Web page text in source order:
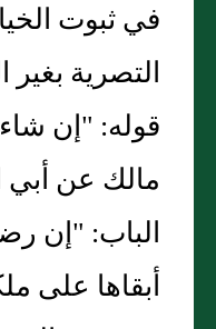
في ثبوت
التصرية
قوله: "إن
مالك عن أبي
الباب: "إن
أبقاها على